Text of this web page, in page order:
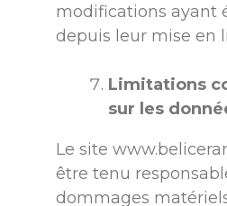
modifications ayant
depuis leur mise en
Limitations
sur les
Le site
être tenu
dommages